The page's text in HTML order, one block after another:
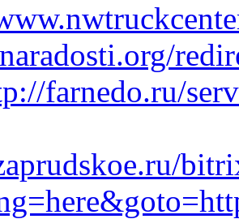
farnedo.ru/